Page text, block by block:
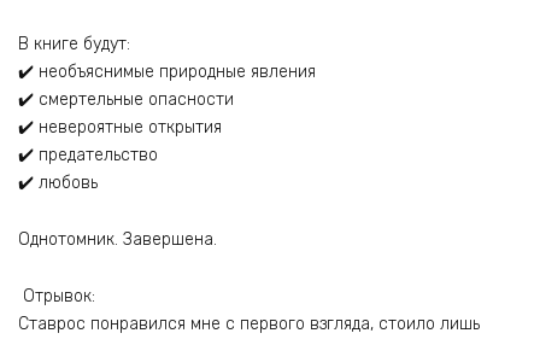
В книге будут:
✔️ необъяснимые природные явления
✔️ смертельные опасности
✔️ невероятные открытия
✔️ предательство
✔️ любовь
Однотомник. Завершена.
Отрывок:
Ставрос понравился мне с первого взгляда, стоило лишь